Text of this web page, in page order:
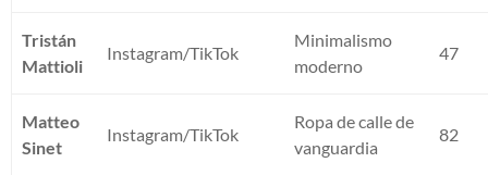
Tristán
Mattioli
Instagram/TikTok
Minimalismo
moderno
47
Matteo
Sinet
Instagram/TikTok
Ropa de calle de
vanguardia
82